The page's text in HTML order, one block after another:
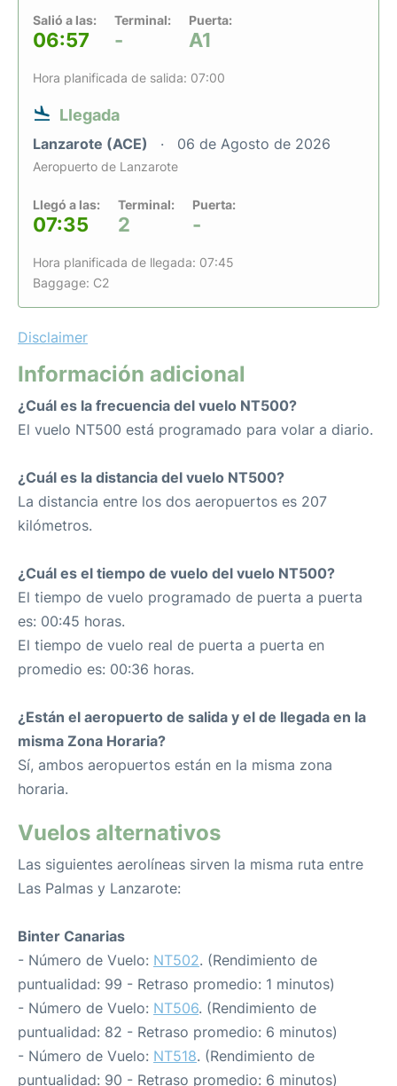
Salió a las:
06:57
Terminal:
-
Puerta:
A1
Hora planificada de salida: 07:00
Llegada
Lanzarote (ACE) 06 de Agosto de 2026
Aeropuerto de Lanzarote
Llegó a las:
07:35
Terminal:
2
Puerta:
-
Hora planificada de llegada: 07:45
Baggage: C2
Disclaimer
Información adicional
¿Cuál es la frecuencia del vuelo NT500?
El vuelo NT500 está programado para volar a diario.
¿Cuál es la distancia del vuelo NT500?
La distancia entre los dos aeropuertos es 207
kilómetros.
¿Cuál es el tiempo de vuelo del vuelo NT500?
El tiempo de vuelo programado de puerta a puerta
es: 00:45 horas.
El tiempo de vuelo real de puerta a puerta en
promedio es: 00:36 horas.
¿Están el aeropuerto de salida y el de llegada en la
misma Zona Horaria?
Sí, ambos aeropuertos están en la misma zona
horaria.
Vuelos alternativos
Las siguientes aerolíneas sirven la misma ruta entre
Las Palmas y Lanzarote:
Binter Canarias
- Número de Vuelo: NT502. (Rendimiento de
puntualidad: 99 - Retraso promedio: 1 minutos)
- Número de Vuelo: NT506. (Rendimiento de
puntualidad: 82 - Retraso promedio: 6 minutos)
- Número de Vuelo: NT518. (Rendimiento de
puntualidad: 90 - Retraso promedio: 6 minutos)